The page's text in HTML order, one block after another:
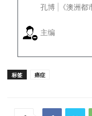
孔博 |《澳洲都
主编
标签 癌症